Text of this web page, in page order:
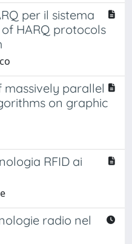
per il sistema
HARQ protocols
massively parallel
on graphic
RFID ai
radio nel